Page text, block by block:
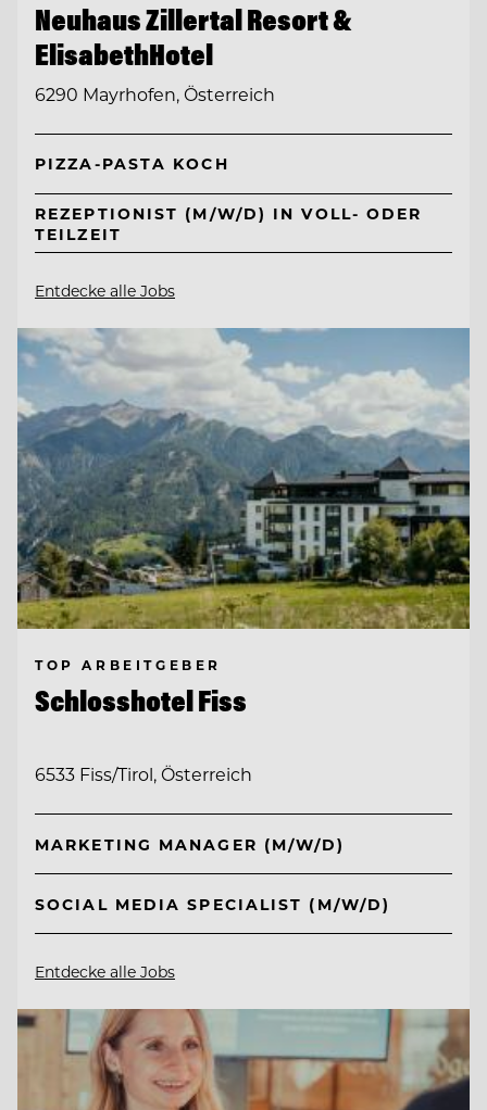
Neuhaus Zillertal Resort &
ElisabethHotel
6290 Mayrhofen, Österreich
PIZZA-PASTA KOCH
REZEPTIONIST (M/W/D) IN VOLL- ODER
TEILZEIT
Entdecke alle Jobs
TOP ARBEITGEBER
Schlosshotel Fiss
6533 Fiss/Tirol, Österreich
MARKETING MANAGER (M/W/D)
SOCIAL MEDIA SPECIALIST (M/W/D)
Entdecke alle Jobs